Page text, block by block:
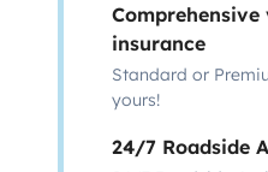
insurance
Standard or
yours!
24/7 Roadside